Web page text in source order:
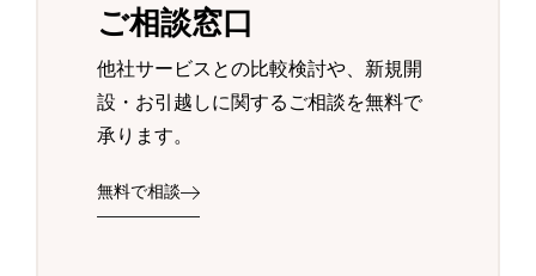
ご相談窓口
他社サービスとの比較検討や、新規開
設・お引越しに関するご相談を無料で
承ります。
無料で相談